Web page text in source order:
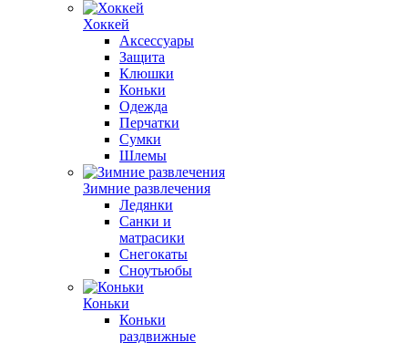
Хоккей
Аксессуары
Защита
Клюшки
Коньки
Одежда
Перчатки
Сумки
Шлемы
Зимние развлечения
Ледянки
Санки и
матрасики
Снегокаты
Сноутьюбы
Коньки
Коньки
раздвижные